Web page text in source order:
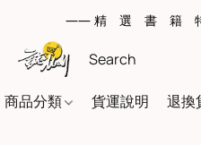
—— 精 選 書 籍
商品分類 貨運說明 退換